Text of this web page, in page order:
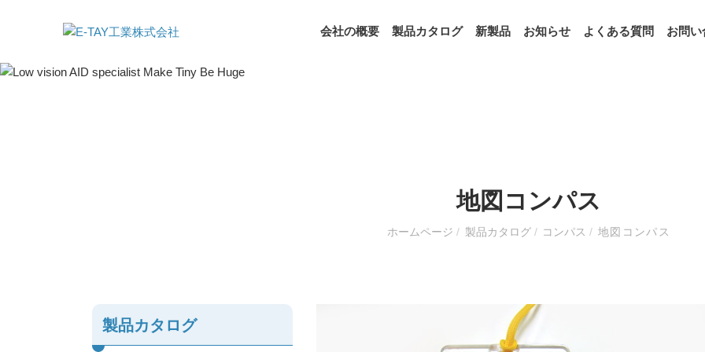
会社の概要 製品カタログ 新製品 お知らせ よくある質問 お問
地図コンパス
ホームページ / 製品カタログ / コンパス/ 地図コンパス
製品カタログ